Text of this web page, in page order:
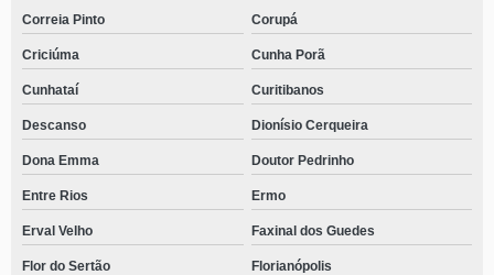
Correia Pinto Corupá
Criciúma Cunha Porã
Cunhataí Curitibanos
Descanso Dionísio Cerqueira
Dona Emma Doutor Pedrinho
Entre Rios Ermo
Erval Velho Faxinal dos Guedes
Flor do Sertão Florianópolis